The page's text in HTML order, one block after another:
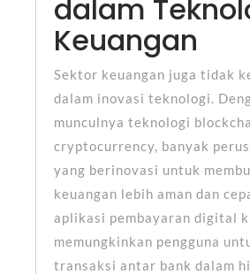
dalam
Keuangan
Sektor keuangan juga tidak
dalam inovasi teknologi.
munculnya teknologi
cryptocurrency, banyak
yang berinovasi untuk
keuangan lebih aman dan
aplikasi pembayaran digital
memungkinkan pengguna
transaksi antar bank dalam